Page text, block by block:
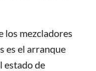
los mezcladores
es el arranque
estado de